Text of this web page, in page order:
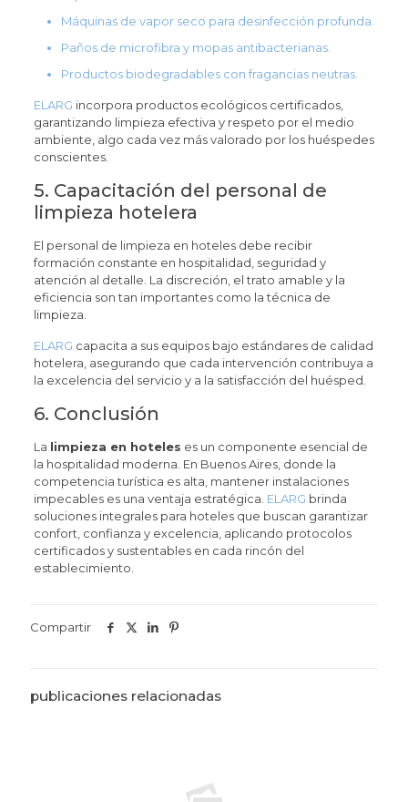
Máquinas de vapor seco para desinfección profunda.
Paños de microfibra y mopas antibacterianas.
Productos biodegradables con fragancias neutras.
ELARG incorpora productos ecológicos certificados,
garantizando limpieza efectiva y respeto por el medio
ambiente, algo cada vez más valorado por los huéspedes
conscientes.
5. Capacitación del personal de
limpieza hotelera
El personal de limpieza en hoteles debe recibir
formación constante en hospitalidad, seguridad y
atención al detalle. La discreción, el trato amable y la
eficiencia son tan importantes como la técnica de
limpieza.
ELARG capacita a sus equipos bajo estándares de calidad
hotelera, asegurando que cada intervención contribuya a
la excelencia del servicio y a la satisfacción del huésped.
6. Conclusión
La limpieza en hoteles es un componente esencial de
la hospitalidad moderna. En Buenos Aires, donde la
competencia turística es alta, mantener instalaciones
impecables es una ventaja estratégica. ELARG brinda
soluciones integrales para hoteles que buscan garantizar
confort, confianza y excelencia, aplicando protocolos
certificados y sustentables en cada rincón del
establecimiento.
Compartir
publicaciones relacionadas